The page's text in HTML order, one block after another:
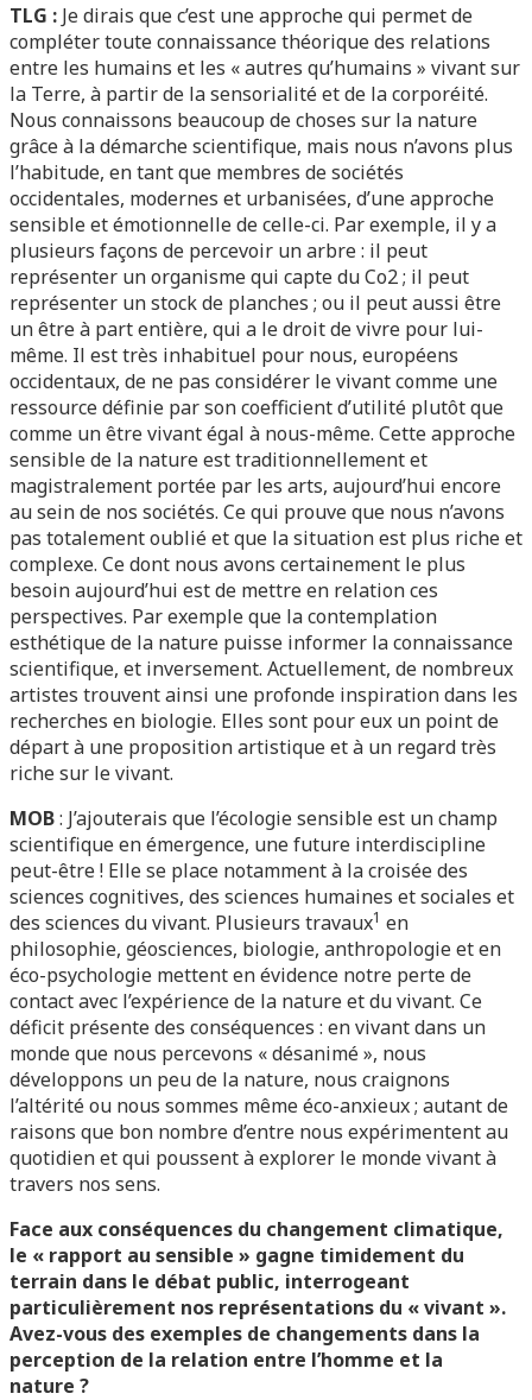
TLG : Je dirais que c’est une approche qui permet de
compléter toute connaissance théorique des relations
entre les humains et les « autres qu’humains » vivant sur
la Terre, à partir de la sensorialité et de la corporéité.
Nous connaissons beaucoup de choses sur la nature
grâce à la démarche scientifique, mais nous n’avons plus
l’habitude, en tant que membres de sociétés
occidentales, modernes et urbanisées, d’une approche
sensible et émotionnelle de celle-ci. Par exemple, il y a
plusieurs façons de percevoir un arbre : il peut
représenter un organisme qui capte du Co2 ; il peut
représenter un stock de planches ; ou il peut aussi être
un être à part entière, qui a le droit de vivre pour lui-
même. Il est très inhabituel pour nous, européens
occidentaux, de ne pas considérer le vivant comme une
ressource définie par son coefficient d’utilité plutôt que
comme un être vivant égal à nous-même. Cette approche
sensible de la nature est traditionnellement et
magistralement portée par les arts, aujourd’hui encore
au sein de nos sociétés. Ce qui prouve que nous n’avons
pas totalement oublié et que la situation est plus riche et
complexe. Ce dont nous avons certainement le plus
besoin aujourd’hui est de mettre en relation ces
perspectives. Par exemple que la contemplation
esthétique de la nature puisse informer la connaissance
scientifique, et inversement. Actuellement, de nombreux
artistes trouvent ainsi une profonde inspiration dans les
recherches en biologie. Elles sont pour eux un point de
départ à une proposition artistique et à un regard très
riche sur le vivant.
MOB: J’ajouterais que l’écologie sensible est un champ
scientifique en émergence, une future interdiscipline
peut-être ! Elle se place notamment à la croisée des
sciences cognitives, des sciences humaines et sociales et
des sciences du vivant. Plusieurs travaux1 en
philosophie, géosciences, biologie, anthropologie et en
éco-psychologie mettent en évidence notre perte de
contact avec l’expérience de la nature et du vivant. Ce
déficit présente des conséquences : en vivant dans un
monde que nous percevons « désanimé », nous
développons un peu de la nature, nous craignons
l’altérité ou nous sommes même éco-anxieux ; autant de
raisons que bon nombre d’entre nous expérimentent au
quotidien et qui poussent à explorer le monde vivant à
travers nos sens.
Face aux conséquences du changement climatique,
le « rapport au sensible » gagne timidement du
terrain dans le débat public, interrogeant
particulièrement nos représentations du « vivant ».
Avez-vous des exemples de changements dans la
perception de la relation entre l’homme et la
nature ?